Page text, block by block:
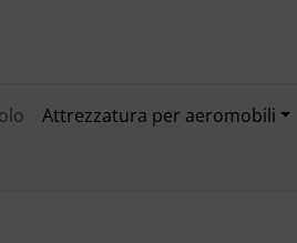
Attrezzatura per aeromobili